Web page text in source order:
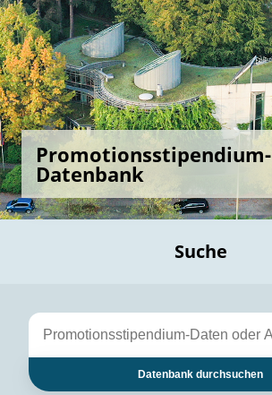
Promotionsstipendium-
Datenbank
Suche
Datenbank durchsuchen